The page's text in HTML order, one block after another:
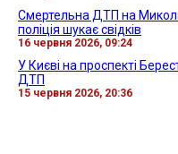
Смертельна ДТП на
поліція шукає свідків
16 червня 2026, 09:24
У Києві на проспекті
ДТП
15 червня 2026, 20:36